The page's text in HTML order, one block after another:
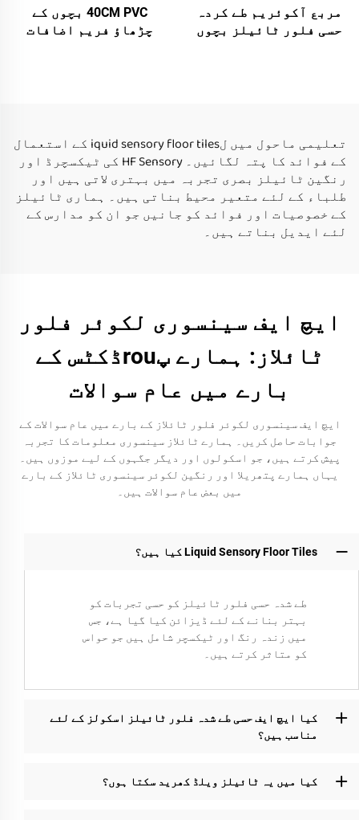
مربع آکوئریم طے کردہ
حسی فلور ٹائیلز بچوں
40CM PVC بچوں کے
چڑھاؤ فریم اضافات
تعلیمی ماحول میں لiquid sensory floor tiles کے استعمال
کے فوائد کا پتہ لگائیں۔ HF Sensory کی ٹیکسچرڈ اور
رنگین ٹائیلز بصری تجربہ میں بہتری لاتی ہیں اور
طلباء کے لئے متعیر محیط بناتی ہیں۔ ہماری ٹائیلز
کے خصوصیات اور فوائد کو جانیں جو ان کو مدارس کے
لئے ایدیل بناتے ہیں۔
ایچ ایف سینسوری لکوئر فلور
ٹائلاز: ہمارے پrouڈکٹس کے
بارے میں عام سوالات
ایچ ایف سینسوری لکوئر فلور ٹائلاز کے بارے میں عام سوالات کے
جوابات حاصل کریں۔ ہمارے ٹائلاز سینسوری معلومات کا تجربہ
پیش کرتے ہیں، جو اسکولوں اور دیگر جگہوں کے لیے موزوں ہیں۔
یہاں ہمارے پتھریلا اور رنگین لکوئر سینسوری ٹائلاز کے بارے
میں بعض عام سوالات ہیں۔
Liquid Sensory Floor Tiles کیا ہیں؟
طے شدہ حسی فلور ٹائیلز کو حسی تجربات کو
بہتر بنانے کے لئے ڈیزائن کیا گیا ہے، جس
میں زندہ رنگ اور ٹیکسچر شامل ہیں جو حواس
کو متاثر کرتے ہیں۔
کیا ایچ ایف حسی طے شدہ فلور ٹائیلز اسکولز کے لئے
مناسب ہیں؟
کیا میں یہ ٹائیلز ویلڈ کھرید سکتا ہوں؟